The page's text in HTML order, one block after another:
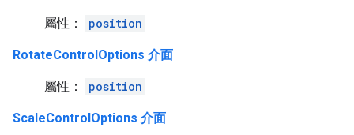
屬性： position
RotateControlOptions 介面
屬性： position
ScaleControlOptions 介面